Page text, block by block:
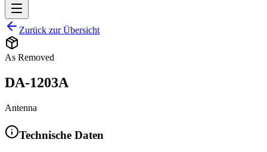
Zurück zur Übersicht
As Removed
DA-1203A
Antenna
Technische Daten